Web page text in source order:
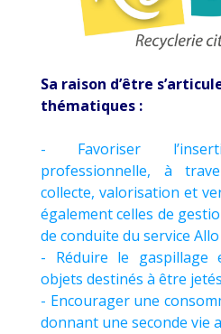
Sa raison d’être
thématiques :
- Favoriser
professionnelle, à
collecte, valorisation et
également celles de
de conduite du service
- Réduire le gaspillage
objets destinés à être jetés
​​​​​​​​​​- Encourager une
donnant une seconde vie